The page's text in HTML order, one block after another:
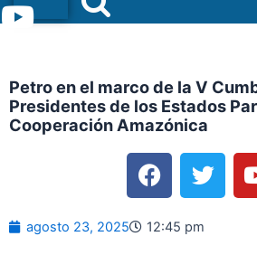
Menu
Petro en el marco de la V
Presidentes de los Estados
Cooperación Amazónica
F
a
c
e
T
w
i
t
agosto 23, 2025 12:45 pm